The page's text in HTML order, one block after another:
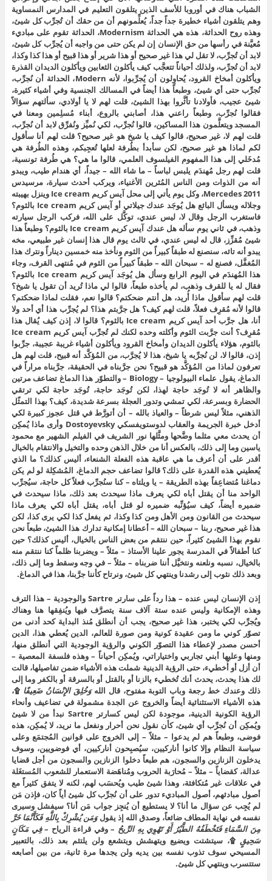
الشباب هناك في أوروبا للأسف الذين يتلقون التعليم في المدارس النمساوية
وهم يتلقون أشياء خطيرة جداً جداً، يُعلِّمونهم أن من حقك أن تُجرِّب كل شيئ،
وهذه روح الحداثة، هذه هي الحداثة Modernism، الحداثة تقوم على مباديء
مُعيَّنة في رأسها من حق الإنسان إن لم يكن حتى من واجبه أن يُجرِّب كل شيئ،
لابد أن تُجرِّب، لا تقل لي هذا غير صحيح أو هذا شرير أو هذا قبيح أو هذا كذا وكذا،
لابد أن تُجرِّب، ولذلك أحياناً تتعجَّب كيف يأكلون الثعابين ويأكلون الديدان القذرة
ويأكلون أمخاخ القرود، يُحاوِلون أن يُجرِّبوا، لأنه Modern، الحداثة أن نُجرِّب،
نُجرِّب حتى أي شيئ، وطبعاً هذا أيضاً في المسالك الجنسية وفي أشياء كثيرة،
شيئ عجيب، فأولادنا تأثَّروا بهذا الشيئ، قلت لهم لا يا أولادي، سألتهم سؤالاً
فقالوا نُجرِّب، وطبعاً راعني هذا، أصابني بالروع، أبناء مُسلِمين ومعنا في
المسجد ويتعلَّمون هذا المساكين، قالوا نُجرِّب، لكي نُميِّز ونُفرِّق لابد أن نُجرِّب،
قلت لهم لا، غير صحيح، قالوا كيف يا شيخ هو غير صحيح؟ قلت لهم أنا سأقول
لكم لماذا هو غير صحيح، لكن سأبدأ بطُرفة لعلها تُعجِبكم، وهذه الطُرفة هي
مُدخَلي إلى هذا المفهوم الفيلسوف العلمي، قالوا ما هي؟ هي طُرفة تونسية،
قلت لهم رجل مُهندَم يلبس لباساً – ما شاء الله – جيداً، أي هندام طيب، ويبدو
أنه من الذوات ومن الناس المُثرين الأغنياء، ويركب أحدث سيارة، مرسيدس
Mercedes 2011، وكل يوم يأتي إلى محل آيس كريم Ice cream وينزل بهيبته
وجلاله ويسأل البائع هل يُوجَد عندك جيلاتي أو آيس كريم Ice cream بالثوم؟
فاستغرب الرجل وقال لا، ليس عندي، توكَّل على الله، فركب الرجل سيارته
وذهب، في ثاني يوم سأله هل عندك آيس كريم Ice cream بالثوم؟ وطبعاً هذا
شيئ مُقزِّز، قال له ليس عندي، في ثالث يوم قال هذا إنسان غير طبيعي، مخه
يبدو أنه تائه، سنصنع له طبقاً كبيراً من الثوم ونأخذ منه خمسين ديناراً ونترك هذا
المُغفَّل، فصنع له – سبحان الله – طبقاً كبيراً من الثوم في مُنتهى القرف، وجاء
هذا المُهندَم في اليوم الرابع وسأل هل يُوجَد آيس كريم Ice cream بالثوم؟
فقال له يا للقرف وذهب، لم يأخذه طبعاً، قالوا لي ماذا تُريد أن تقول يا شيخ؟
قلت لهم سأقول ماذا أُريد، هل أنتم ضحكتم؟ قالوا نعم، فقلت لماذا ضحكتم؟
قالوا لأنه مُقرِف فعلاً، قلت لهم كيف؟ هل جرَّبتم هذا؟ لم يُجرِّب هذا أي أحد ولا
أنا، هل جرَّب أحد آيس كريم Ice cream بالثوم؟ قالوا لا، إذن كيف يُقال هذا
مُقرِف؟ أنت جرَّبت الثوم وأكلته وحده لكنك لم تُجرِّب آيس كريم Ice cream
بالثوم، هؤلاء يأكلون الديدان وأمخاخ القرود ويأكلون أشياء غريبة عجيبة، جرِّبوا
إذن، قالوا لا، لن نُجرِّبه يا شيخ، هذا لا يُجرَّب، من المُؤكَّد أنه قبيح، قلت لهم هل
تعرفون لماذا من المُؤكَّد هو قبيح؟ نحن جرَّبناه في الحقيقة، جرَّبناه مراراً في
الدماغ، يقول علماء البيولوجيا – Biology – والتطوّر هذا الدماغ تضاعف مرتين
والظاهر أنه لا تُوجَد حاجة لهذا، لكن تُوجَد حاجة، تُوجَد حاجة لكي ترتقي
الحضارة وبسرعة، لكي تمشي وتدور العجلة بسرعة شديدة، كيف؟ بهذا التمثّل
الذهني، مثلاً ليس شرطاً – والعياذ بالله – أن أتورَّط في قتل عجوز كبيرة لكي
أدخل خبرة الجريمة والعقاب لدوستويفسكي Dostoyevsky وأرى ماذا يُمكِن
أن يحدث معي مثلما وضَّحها ومثَّلها نور الشريف في الفيلم الشهير مع محمود
ياسين وما إلى ذلك، بالعكس أنا من خلال الذهن وحده والتخيل والانتقام بالخيال
أقدر على أن أعرف ما هي عاقبة هذه الفعلة الشنعاء، أليس كذلك؟ ما الذي
يُعطيني هذه القدرة على ذلك؟ قالوا تضاعف حجم الدماغ، المُشكِلة لو لم يكن
دماغنا مُتضاعِفاً بهذه الطريقة – يا ويلتاه – كنا سنُجرِّب فعلاً كل حاجة، سيُجرِّب
الواحد منا أن يقتل أباه لكي يعرف ماذا سيحدث بعد ذلك، ماذا سيحدث في
ضميره أيضاً، كيف سيُؤنِّبه ضميره لو قتل أباه، يقتل أباه لكي يعرف ماذا
سيحدث من القانون ومن الأهل ومن كذا وكذا، ثم يفعل كذا لكي يرى كذا، لكن
هذا غير صحيح، ربنا – سبحان الله – أعطانا إمكانية تدارك هذا الشيئ، طبعاً نحن
نقوم بهذا الشيئ كثيراً، حين ننتقم من بعض الناس بالخيال، أليس كذلك؟ حين
كنا أطفالاً في المدرسة يجور علينا الأستاذ – مثلاً – ويضربنا ظلماً كنا ننتقم منه
بالخيال، نسبه ونلعنه ونتخيَّل أننا ضربناه – مثلاً – في وجه وسقط وما إلى ذلك،
وبعد ذلك نثوب إلى رشدنا وينتهي كل شيئ، ونرتاح كأننا جرَّبنا، هذا في الدماغ.
إذن الإنسان ليس عنده – هذا رداً على سارتر Sartre والوجودية – هذا الترف
وهذه الإمكانية وليس عنده ستة آلاف سنة يتصرَّف فيها ويُنفِقها هنا وهناك
ويُجرِّب لكي يختبر، هذا غير صحيح، يجب أن أنطلق مُنذ البداية كحد أدنى من
تصوّر كوني ما ومن عقيدة كونية ومن صورة للعالم، الدين يُعطي هذا، الدين
أحسن مصدر لإعطاء هذا التصوّر الكوني والرؤية الوجودية التي أنطلق منها،
ومنها وعليها أبني تجاربي واختياراتي، ويُمكِن أحياناً – وهذه فلسفة المعصية –
أن أزل أو أُخطيء، حتى الرؤية الدينية شملت هذه الأشياء ضمن تفاصيلها، قالت
لك هذا يحدث، يحدث أنك تُخطيء بالزنا أو بالقتل أو بالسرقة أو بالكفر وما إلى
ذلك وعندك خط رجعة وباب التوبة مفتوح، قال الله وَخُلِقَ الإِنْسَانُ ضَعِيفًا۩،
هذه الأشياء الاستثنائية أيضاً والخروج عن الجدة مشمولة في تضاعيف وأنحاء
الرؤية الكونية الدينية، موجودة لكن ليس كسارتر Sartre نبدأ من لا شيئ
ويُمكِن أن نُجرِّب أي شيئ، كأن نقول نحن أحرار ونفعل ما نريد، لا يُمكِن، هذه
فوضى، وطبعاً هم لم يدعوا – مثلاً – إلى الخروج على قوانين المُجتمَع وعلى
سياسة النظام وإلا كانوا أناركيين، سيُصبِحون أناركيين، أي فوضويين، وسوف
يدخلون الزنازين والسجون، هم طبعاً دخلوا الزنازين والسجون من أجل قضايا
عدالة، كقضاياً – مثلاً – مُحارَبة الحروب ومُناهَضة الاستعمار للشعوب المُستغَلة
في علاقات غير مُتكافئة، وهذا شيئ طيب ويُحسَب لهم، لكنه لا يتفق كثيراً مع
أصول مبادئهم، أصول المباديء تدور على أن نُجرِّب كل شيئ أياً كان، فإذن مَن
لم يُجِب عن سؤال ما أنا؟ لا يستطيع أن يُنجِز جواب مَن أنا؟ سيفشل وسيرى
نفسه في نهاية المطاف ضائعاً، وصدق الله إذ يقولوَمَن يُشْرِكْ بِاللَّهِ فَكَأَنَّمَا خَرَّ
مِنَ السَّمَاءِ فَتَخْطَفُهُ الطَّيْرُ أَوْ تَهْوِي بِهِ الرِّيحُ – وفي قراءة الرياح –فِي مَكَانٍ
سَحِيقٍ ۩، سيتشتت ويضيع ويتهشش ويتشعع ولن يلتئم بعد ذلك، بالتعبير
المسيحي سوف تذوب نفسه بين يديه ولن يجدها مرة ثانية، من بين أصابعه
ستتسرب وينتهي كل شيئ.